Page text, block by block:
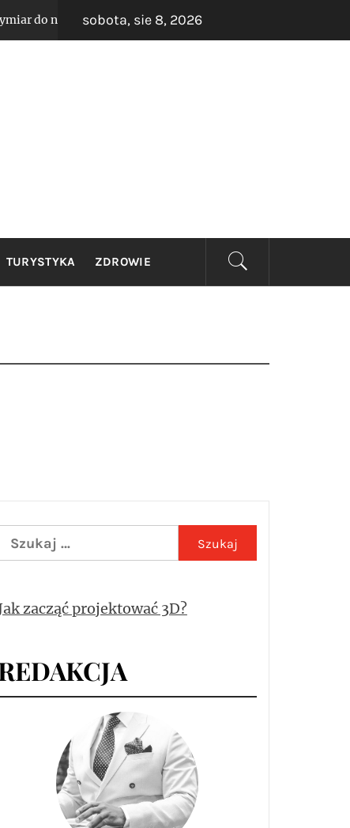
wnętrz – sprawdzone rozwiązania dla wąskich
sobota, sie 8, 2026
TURYSTYKA ZDROWIE
Szukaj:
zacząć projektować 3D?